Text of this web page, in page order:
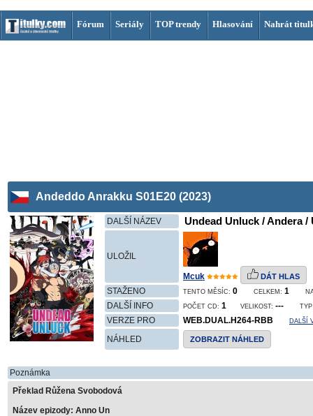
Fórum Seriály TOP trendy Hlasování Nahrát
Andeddo Anrakku S01E20 (2023)
DALŠÍ NÁZEV Undead Unluck / Andera /
ULOŽIL
Mcuk DÁT HLAS
STAŽENO TENTO MĚSÍC: 0 CELKEM: 1
DALŠÍ INFO POČET CD: 1 VELIKOST: ---
VERZE PRO WEB.DUAL.H264-RBB DALŠÍ
NÁHLED ZOBRAZIT NÁHLED
Poznámka
Překlad Růžena Svobodová
Název epizody: Anno Un